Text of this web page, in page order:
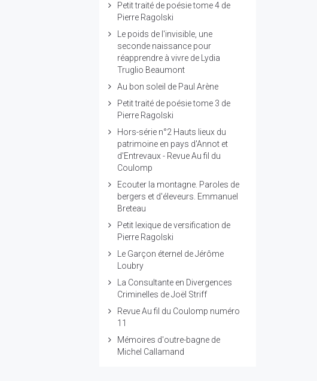
Petit traité de poésie tome 4 de
Pierre Ragolski
Le poids de l'invisible, une
seconde naissance pour
réapprendre à vivre de Lydia
Truglio Beaumont
Au bon soleil de Paul Arène
Petit traité de poésie tome 3 de
Pierre Ragolski
Hors-série n°2 Hauts lieux du
patrimoine en pays d'Annot et
d'Entrevaux - Revue Au fil du
Coulomp
Ecouter la montagne. Paroles de
bergers et d'éleveurs. Emmanuel
Breteau
Petit lexique de versification de
Pierre Ragolski
Le Garçon éternel de Jérôme
Loubry
La Consultante en Divergences
Criminelles de Joël Striff
Revue Au fil du Coulomp numéro
11
Mémoires d'outre-bagne de
Michel Callamand